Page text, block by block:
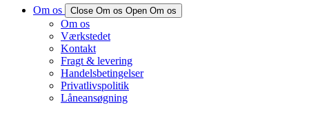
Om os Close Om os Open Om os
Om os
Værkstedet
Kontakt
Fragt & levering
Handelsbetingelser
Privatlivspolitik
Låneansøgning